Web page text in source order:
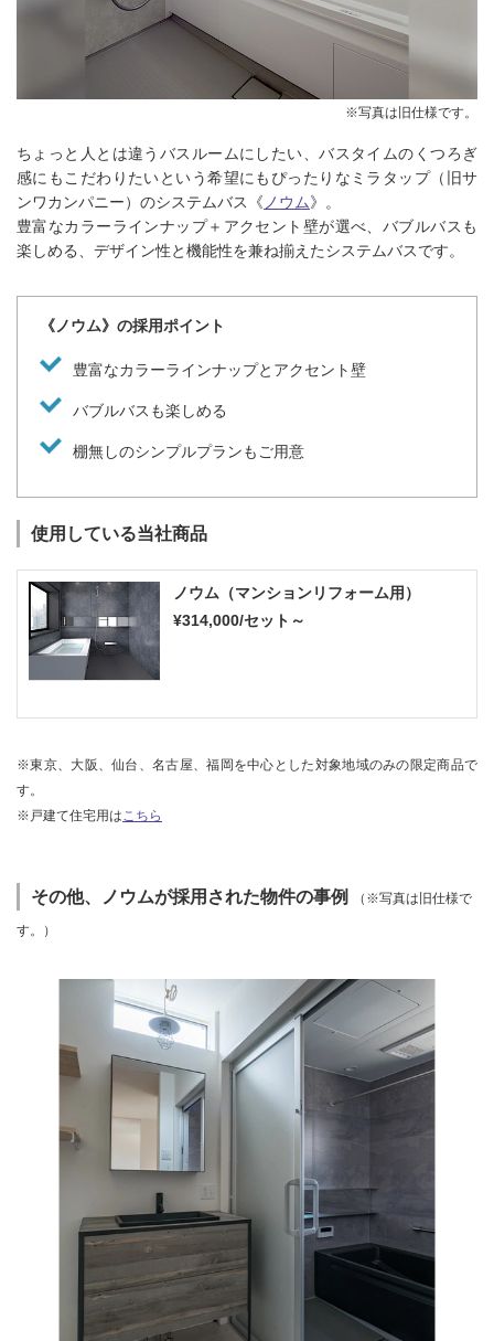
※写真は旧仕様です。
ちょっと人とは違うバスルームにしたい、バスタイムのくつろぎ
感にもこだわりたいという希望にもぴったりなミラタップ（旧サ
ンワカンパニー）のシステムバス《 ノウム》。
豊富なカラーラインナップ＋アクセント壁が選べ、バブルバスも
楽しめる、デザイン性と機能性を兼ね揃えたシステムバスです。
《ノウム》の採用ポイント
豊富なカラーラインナップとアクセント壁
バブルバスも楽しめる
棚無しのシンプルプランもご用意
使用している当社商品
ノウム（マンションリフォーム用）
¥314,000/セット～
※東京、大阪、仙台、名古屋、福岡を中心とした対象地域のみの限定商品で
す。
※戸建て住宅用はこちら
その他、ノウムが採用された物件の事例 （※写真は旧仕様で
す。）